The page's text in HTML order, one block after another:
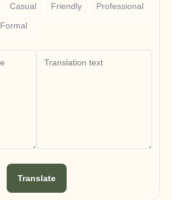
Casual Friendly
Professional
Formal
Translate